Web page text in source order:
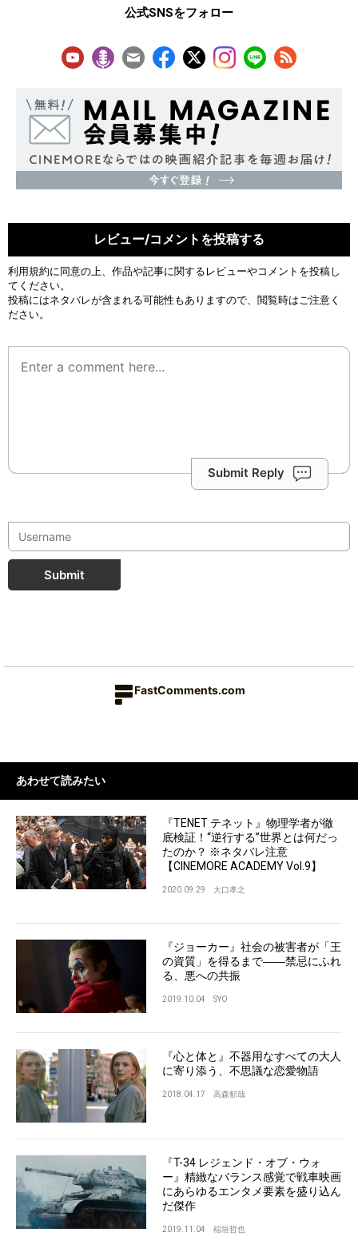
公式SNSをフォロー
レビュー/コメントを投稿する
利用規約に同意の上、作品や記事に関するレビューやコメントを投稿し
てください。
投稿にはネタバレが含まれる可能性もありますので、閲覧時はご注意く
ださい。
Submit Reply
Submit
FastComments.com
あわせて読みたい
『TENET テネット』物理学者が徹
底検証！“逆行する”世界とは何だっ
たのか？ ※ネタバレ注意
【CINEMORE ACADEMY Vol.9】
2020.09.29 大口孝之
『ジョーカー』社会の被害者が「王
の資質」を得るまで――禁忌にふれ
る、悪への共振
2019.10.04 SYO
『心と体と』不器用なすべての大人
に寄り添う、不思議な恋愛物語
2018.04.17 高森郁哉
『T-34 レジェンド・オブ・ウォ
ー』精緻なバランス感覚で戦車映画
にあらゆるエンタメ要素を盛り込ん
だ傑作
2019.11.04 稲垣哲也